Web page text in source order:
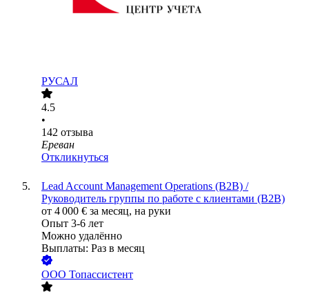
РУСАЛ
4.5
•
142 отзыва
Ереван
Откликнуться
Lead Account Management Operations (B2B) /
Руководитель группы по работе с клиентами (B2B)
от 4 000 € за месяц, на руки
Опыт 3-6 лет
Можно удалённо
Выплаты: Раз в месяц
ООО Топассистент